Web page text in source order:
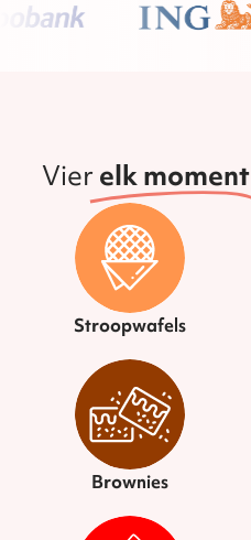
Vier elk moment
Stroopwafels
Brownies